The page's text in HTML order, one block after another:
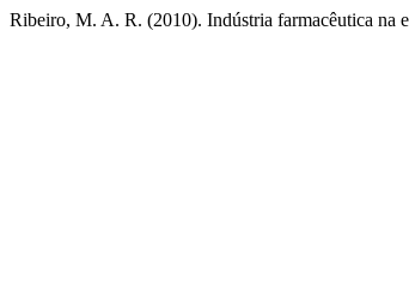
Ribeiro, M. A. R. (2010). Indústria farmacêutica na